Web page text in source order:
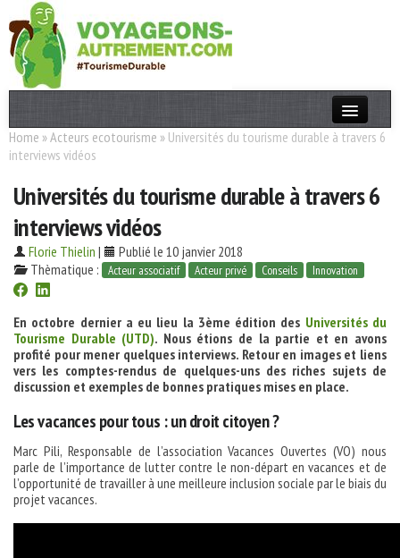
Actualités
Destinations
Acteurs
Thèmes
OK
Home »Acteurs ecotourisme » Universités du tourisme durable à travers 6
interviews vidéos
Universités du tourisme durable à travers 6
interviews vidéos
Florie Thielin |
Publié le 10 janvier 2018
Thèmatique :
Acteur associatif Acteur privé Conseils Innovation
En octobre dernier a eu lieu la 3ème édition des Universités du
Tourisme Durable (UTD). Nous étions de la partie et en avons
profité pour mener quelques interviews. Retour en images et liens
vers les comptes-rendus de quelques-uns des riches sujets de
discussion et exemples de bonnes pratiques mises en place.
Les vacances pour tous : un droit citoyen ?
Marc Pili, Responsable de l’association Vacances Ouvertes (VO) nous
parle de l’importance de lutter contre le non-départ en vacances et de
l’opportunité de travailler à une meilleure inclusion sociale par le biais du
projet vacances.